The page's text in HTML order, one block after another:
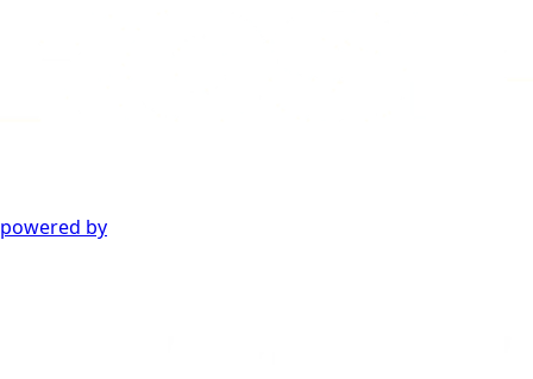
powered by